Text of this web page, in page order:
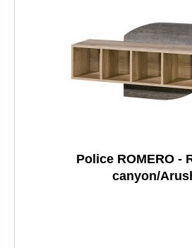
Police ROMERO -
canyon/